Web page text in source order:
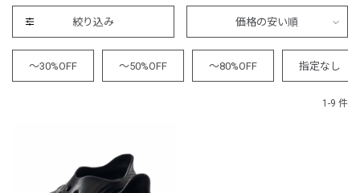
絞り込み 価格の安い順
～30%OFF ～50%OFF ～80%OFF 指定なし
1-9 件